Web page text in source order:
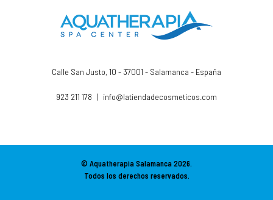
Calle San Justo, 10 - 37001 - Salamanca - España
923 211 178 | info@latiendadecosmeticos.com
© Aquatherapia Salamanca2026.
Todos los derechos reservados.